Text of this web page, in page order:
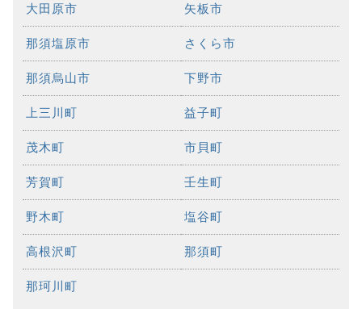
大田原市 矢板市
那須塩原市 さくら市
那須烏山市 下野市
上三川町 益子町
茂木町 市貝町
芳賀町 壬生町
野木町 塩谷町
高根沢町 那須町
那珂川町